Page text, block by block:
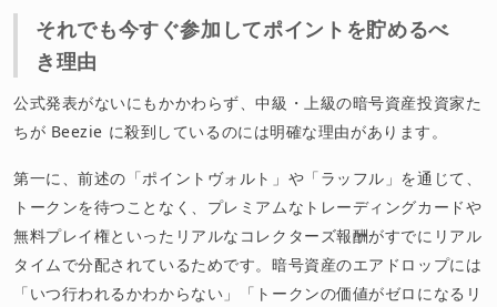
それでも今すぐ参加してポイントを貯めるべ
き理由
公式発表がないにもかかわらず、中級・上級の暗号資産投資家た
ちが Beezie に殺到しているのには明確な理由があります。
第一に、前述の「ポイントヴォルト」や「ラッフル」を通じて、
トークンを待つことなく、プレミアムなトレーディングカードや
無料プレイ権といったリアルなコレクターズ報酬がすでにリアル
タイムで分配されているためです。暗号資産のエアドロップには
「いつ行われるかわからない」「トークンの価値がゼロになるリ